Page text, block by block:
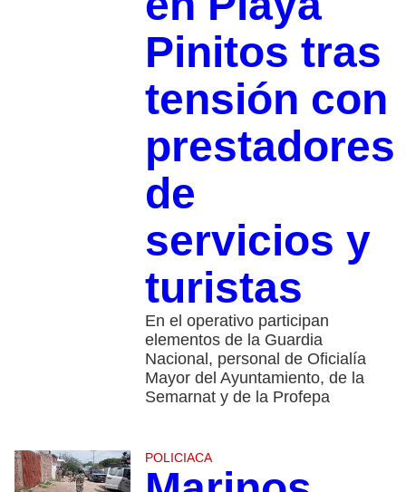
Pinitos tras
tensión con
prestadores
de
servicios y
turistas
En el operativo participan
elementos de la Guardia
Nacional, personal de Oficialía
Mayor del Ayuntamiento, de la
Semarnat y de la Profepa
POLICIACA